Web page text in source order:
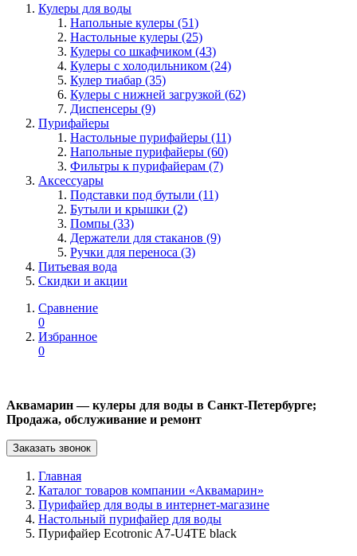
Кулеры для воды
Напольные кулеры (51)
Настольные кулеры (25)
Кулеры со шкафчиком (43)
Кулеры с холодильником (24)
Кулер тиабар (35)
Кулеры с нижней загрузкой (62)
Диспенсеры (9)
Пурифайеры
Настольные пурифайеры (11)
Напольные пурифайеры (60)
Фильтры к пурифайерам (7)
Аксессуары
Подставки под бутыли (11)
Бутыли и крышки (2)
Помпы (33)
Держатели для стаканов (9)
Ручки для переноса (3)
Питьевая вода
Скидки и акции
Сравнение
0
Избранное
0
Аквамарин — кулеры для воды в Санкт-Петербурге;
Продажа, обслуживание и ремонт
Заказать звонок
Главная
Каталог товаров компании «Аквамарин»
Пурифайер для воды в интернет-магазине
Настольный пурифайер для воды
Пурифайер Ecotronic A7-U4TE black